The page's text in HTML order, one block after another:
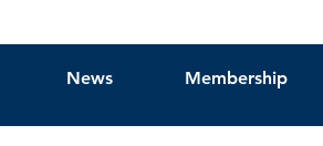
News Membership